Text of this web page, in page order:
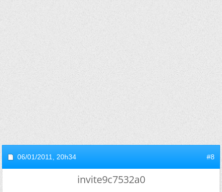
06/01/2011, 20h34 #8
invite9c7532a0